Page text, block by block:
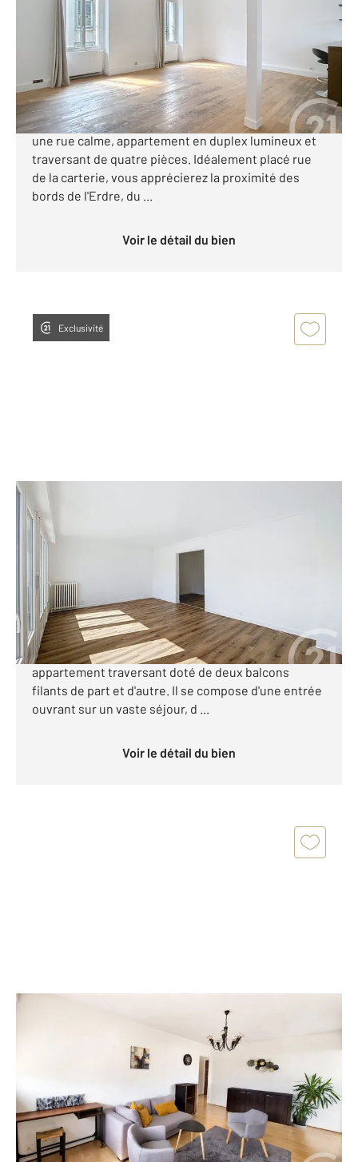
Appartement F4 à vendre
299 000 €
NANTES-ERDRE Dans une petite copropriété
bénévole à faibles charges, idéalement placé dans
une rue calme, appartement en duplex lumineux et
traversant de quatre pièces. Idéalement placé rue
de la carterie, vous apprécierez la proximité des
bords de l'Erdre, du ...
Voir le détail du bien
Exclusivité
NANTES 44
93,36 m
Ref : 15294
Appartement T4 à vendre
355 100 €
PROCE MONSELET Venez découvrir au 5ème étage
avec ascenseur, ce bien rare sur le marché ! Bel
appartement traversant doté de deux balcons
filants de part et d'autre. Il se compose d'une entrée
ouvrant sur un vaste séjour, d ...
Voir le détail du bien
Appartement à vendre
202 990 €
WATTIGNIES Appartement T4 de 67 m² avec parking